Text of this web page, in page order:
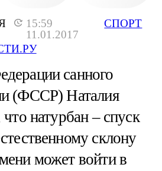
15:59
11.01.2017
СПОРТ
санного
(ФССР) Наталия
что натурбан – спуск
склону
может войти в